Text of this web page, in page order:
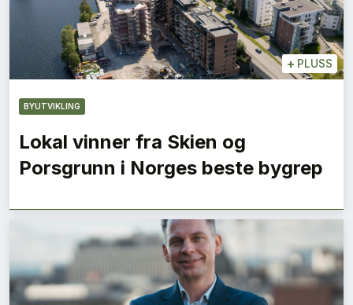
+ PLUSS
BYUTVIKLING
Lokal vinner fra Skien og
Porsgrunn i Norges beste bygrep